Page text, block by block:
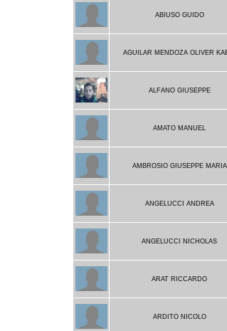
ABIUSO GUIDO
AGUILAR MENDOZA OLIVER
ALFANO GIUSEPPE
AMATO MANUEL
AMBROSIO GIUSEPPE MARIA
ANGELUCCI ANDREA
ANGELUCCI NICHOLAS
ARAT RICCARDO
ARDITO NICOLO